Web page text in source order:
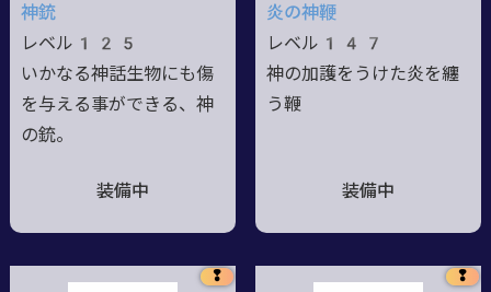
神銃
レベル125
いかなる神話生物にも傷
を与える事ができる、神
の銃。
装備中
炎の神鞭
レベル147
神の加護をうけた炎を纏
う鞭
装備中
❢ ❢